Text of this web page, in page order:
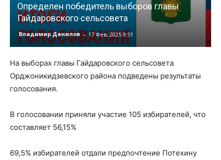
Определен победитель выборов главы
Гайдаровского сельсовета
Владимир Данилов - 17 Фев, 2025 9:51
На выборах главы Гайдаровского сельсовета
Орджоникидзевского района подведены результаты
голосования.
В голосовании приняли участие 105 избирателей, что
составляет 56,15%
69,5% избирателей отдали предпочтение Потехину